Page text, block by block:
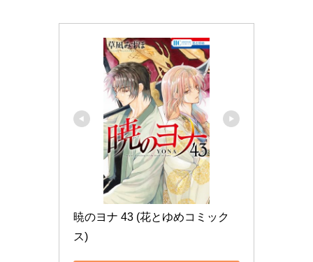
暁のヨナ 43 (花とゆめコミック
ス)